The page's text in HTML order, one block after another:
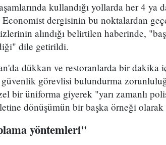
kullandığı yollarda her 4 ya
dergisinin bu noktalardan
alındığı belirtilen haberinde,
dile getirildi.
dükkan ve restoranlarda bir dakika
görevlisi bulundurma
bir üniforma giyerek "yarı zamanlı
dönüşümün bir başka örneği
yöntemleri"